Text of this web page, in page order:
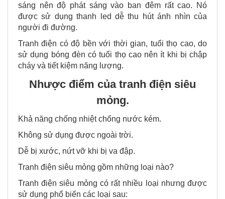
sáng nên độ phát sáng vào ban đêm rất cao. Nó
được sử dụng thanh led dễ thu hút ánh nhìn của
người đi đường.
Tranh điện có độ bền với thời gian, tuổi thọ cao, do
sử dụng bóng đèn có tuổi thọ cao nên ít khi bị chập
cháy và tiết kiệm năng lượng.
Nhược điểm của tranh điện siêu
mỏng.
Khả năng chống nhiệt chống nước kém.
Không sử dụng được ngoài trời.
Dễ bị xước, nứt vỡ khi bị va đập.
Tranh điện siêu mỏng gồm những loại nào?
Tranh điện siêu mỏng có rất nhiều loại nhưng được
sử dụng phổ biến các loại sau: